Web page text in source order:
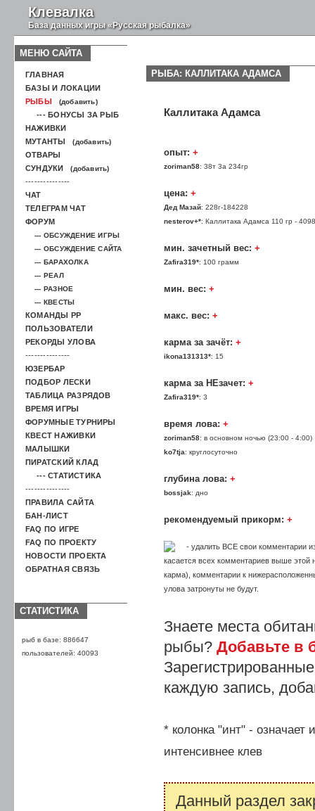
Клевалка
База данных игры «Русская рыбалка»
РЫБА: КАЛЛИТАКА АДАМСА
Каллитака Адамса
опыт: +
zoriman58: 38т 3а 234гр
цена: +
Дед Мазай: 228г-184228
nesterov+*: Каллитака Адамса 110 гр -
мин. зачетный вес: +
Zafira319*: 100 грамм
мин. вес: +
макс. вес: +
карма за зачёт: +
ikona131313*: 15
карма за НЕзачет: +
Zafira319*: 3
время лова: +
zoriman58: в основном ночью (23:00 - 4:00)
ko7tja: круглосуточно
глубина лова: +
bossjak: дно
рекомендуемый прикорм: +
- удалить ВСЕ свои комментарии
касается всех комментариев выше этой
карма), комментарии к
улова затронуты не будут.
Знаете места
рыбы? Добавьте в
каждую запись,
* колонка "инт" -
интенсивнее клев
Данный раздел
МЕНЮ САЙТА
ГЛАВНАЯ
БАЗЫ И ЛОКАЦИИ
РЫБЫ
(добавить)
--- БОНУСЫ ЗА РЫБ
НАЖИВКИ
МУТАНТЫ
(добавить)
ОТВАРЫ
СУНДУКИ
(добавить)
---------------
ЧАТ
ТЕЛЕГРАМ ЧАТ
ФОРУМ
--- ОБСУЖДЕНИЕ ИГРЫ
--- ОБСУЖДЕНИЕ САЙТА
--- БАРАХОЛКА
--- РЕАЛ
--- РАЗНОЕ
--- КВЕСТЫ
КОМАНДЫ РР
ПОЛЬЗОВАТЕЛИ
РЕКОРДЫ УЛОВА
---------------
ЮЗЕРБАР
ПОДБОР ЛЕСКИ
ТАБЛИЦА РАЗРЯДОВ
ВРЕМЯ ИГРЫ
ФОРУМНЫЕ ТУРНИРЫ
КВЕСТ НАЖИВКИ
МАЛЫШКИ
ПИРАТСКИЙ КЛАД
--- СТАТИСТИКА
---------------
ПРАВИЛА САЙТА
БАН-ЛИСТ
FAQ ПО ИГРЕ
FAQ ПО ПРОЕКТУ
НОВОСТИ ПРОЕКТА
ОБРАТНАЯ СВЯЗЬ
СТАТИСТИКА
рыб в базе: 886647
пользователей: 40093